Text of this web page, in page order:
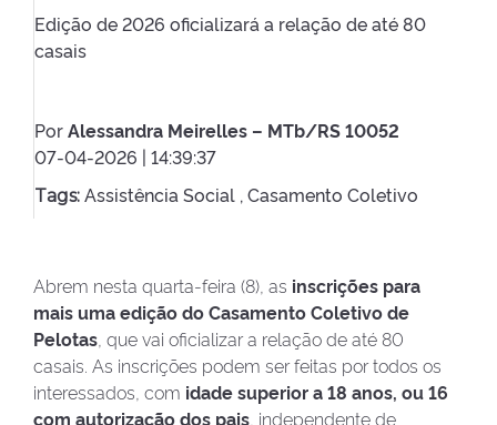
Edição de 2026 oficializará a relação de até 80
casais
PorAlessandra Meirelles – MTb/RS 10052
07-04-2026 | 14:39:37
Tags: Assistência Social , Casamento Coletivo
Abrem nesta quarta-feira (8), as inscrições para
mais uma edição do Casamento Coletivo de
Pelotas , que vai oficializar a relação de até 80
casais. As inscrições podem ser feitas por todos os
interessados, com idade superior a 18 anos, ou 16
com autorização dos pais , independente de